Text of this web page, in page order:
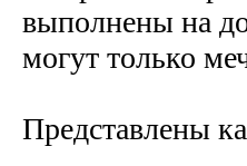
выполнены на
могут только
Представлены